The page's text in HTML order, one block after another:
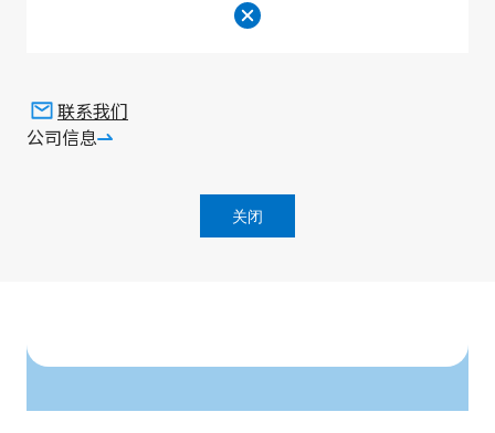
联系我们
公司信息
关闭
公司信息查询
如需咨询企业、投资者相关和可持续发展的信息，